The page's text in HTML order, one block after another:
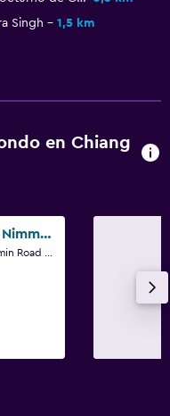
Singh 1,5 km
en Chiang
Art Mai Gallery Nimman Hotel